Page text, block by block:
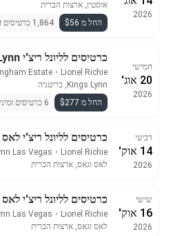
2026
אוסטין, ארצות הברית
החל מ $56
1,864 כרטיסים זמינים
חמישי
20 אוג'
2026
כרטיסים לליונל ריצ'י Kings Lynn
Lionel Richie
・
Estate
Kings Lynn, בריטניה
החל מ $277
6 כרטיסים זמינים
רביעי
14 אוק'
2026
כרטיסים לליונל ריצ'י
Lionel Richie
・
Las Vegas
לאס וגאס, ארצות הברית
שישי
16 אוק'
2026
כרטיסים לליונל ריצ'י
Lionel Richie
・
Las Vegas
לאס וגאס, ארצות הברית